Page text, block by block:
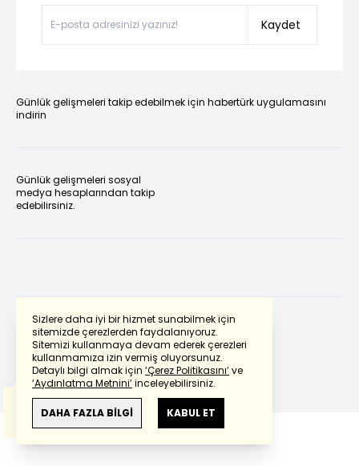
Sizlere daha iyi bir hizmet sunabilmek için
sitemizde çerezlerden faydalanıyoruz.
Sitemizi kullanmaya devam ederek çerezleri
kullanmamıza izin vermiş oluyorsunuz.
Detaylı bilgi almak için ‘Çerez Politikasını’ve
‘Aydınlatma Metnini’inceleyebilirsiniz.
DAHA FAZLA BİLGİ KABUL ET
Kaydet
Günlük gelişmeleri takip edebilmek için habertürk uygulamasını
indirin
Günlük gelişmeleri sosyal
medya hesaplarından takip
edebilirsiniz.
Powered by Translate
Bu çevirideGoogle Transletekullanılmıştır.
Anlam ve çeviri hatalarından
haberturk.com
sorumlu değildir.